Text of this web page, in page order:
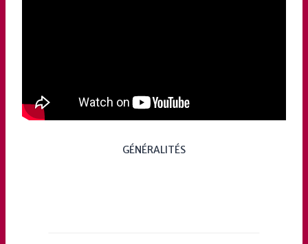
GÉNÉRALITÉS